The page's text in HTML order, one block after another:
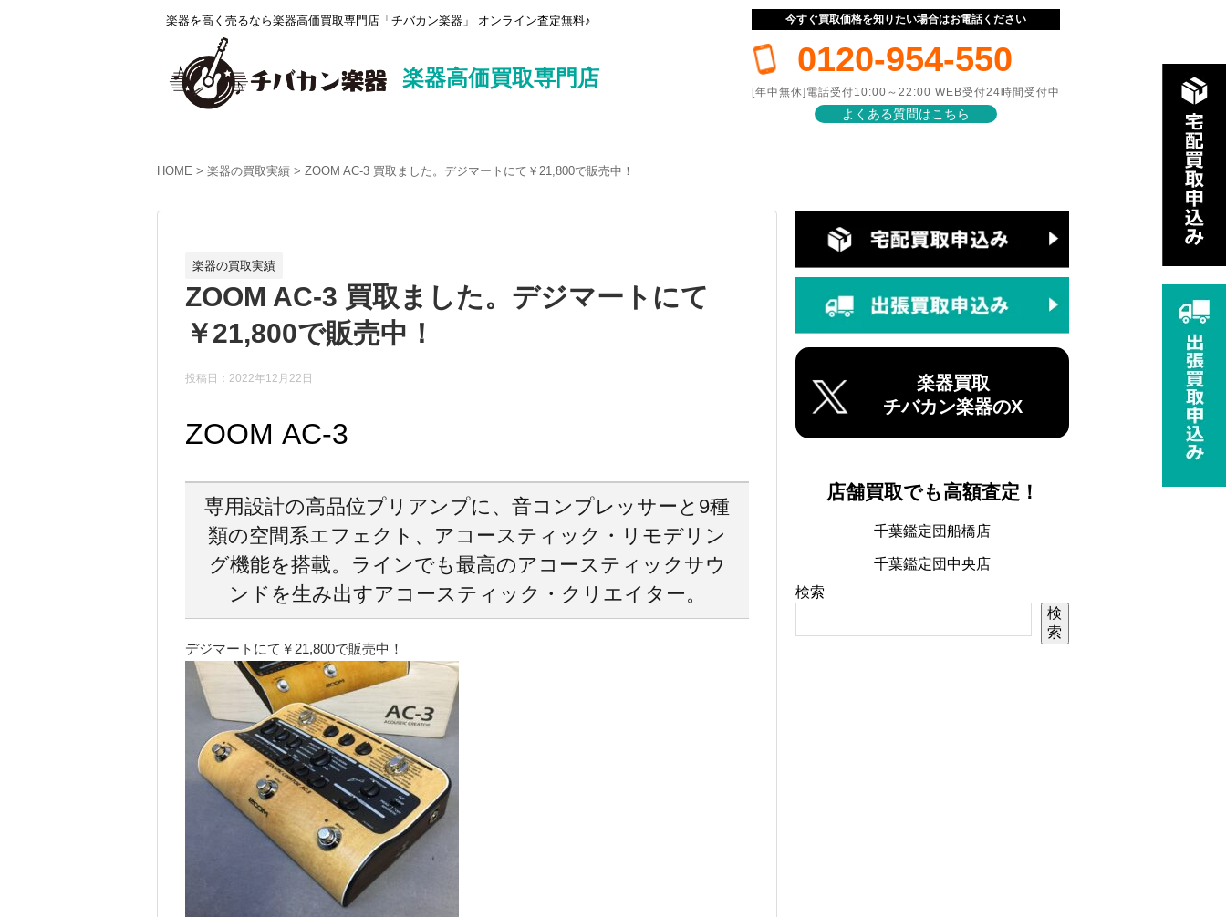
楽器を高く売るなら楽器高価買取専門店「チバカン楽器」 オンライン査定無料♪
楽器高価買取専門店
今すぐ買取価格を知りたい場合はお電話ください
0120-954-550
[年中無休]電話受付10:00～22:00 WEB受付24時間受付中
よくある質問はこちら
HOME 楽器の買取実績 ZOOM AC-3 買取ました。デジマートにて￥21,800で販売中！
楽器の買取実績
ZOOM AC-3 買取ました。デジマートにて
￥21,800で販売中！
投稿日：2022年12月22日
ZOOM AC-3
専用設計の高品位プリアンプに、音コンプレッサーと9種
類の空間系エフェクト、アコースティック・リモデリン
グ機能を搭載。ラインでも最高のアコースティックサウ
ンドを生み出すアコースティック・クリエイター。
デジマートにて￥21,800で販売中！
楽器買取
チバカン楽器のX
店舗買取でも高額査定！
千葉鑑定団船橋店
千葉鑑定団中央店
検索
検
索